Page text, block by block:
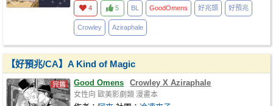
4 5 BL GoodOmens 好兆頭 好預兆
Crowley Aziraphale
【好預兆/CA】A Kind of Magic
Good Omens Crowley X Aziraphale
女性向 歐美影劇類 漫畫本